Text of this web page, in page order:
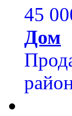
45
Дом